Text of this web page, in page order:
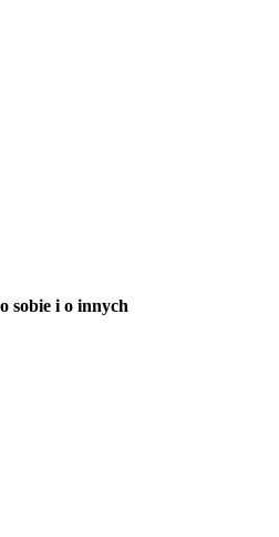
sobie i o innych